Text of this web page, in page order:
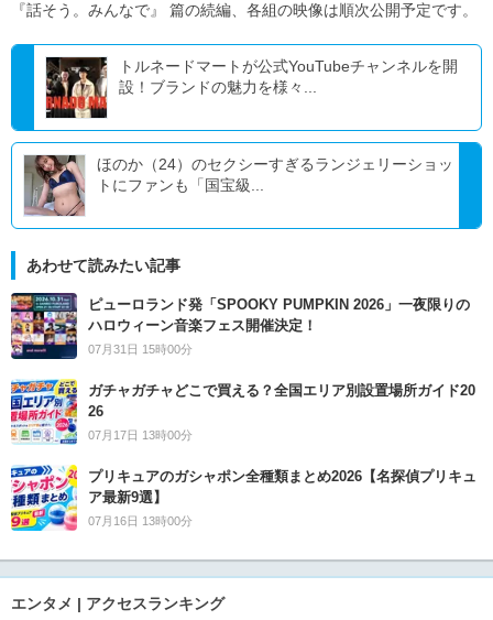
『話そう。みんなで』 篇の続編、各組の映像は順次公開予定です。
トルネードマートが公式YouTubeチャンネルを開
設！ブランドの魅力を様々...
ほのか（24）のセクシーすぎるランジェリーショッ
トにファンも「国宝級...
あわせて読みたい記事
ピューロランド発「SPOOKY PUMPKIN 2026」一夜限りの
ハロウィーン音楽フェス開催決定！
07月31日 15時00分
ガチャガチャどこで買える？全国エリア別設置場所ガイド20
26
07月17日 13時00分
プリキュアのガシャポン全種類まとめ2026【名探偵プリキュ
ア最新9選】
07月16日 13時00分
エンタメ | アクセスランキング